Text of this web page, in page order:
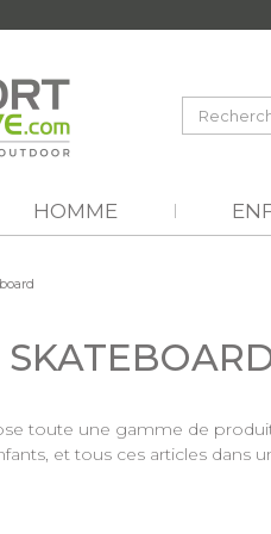
HOMME
toute une gamme de
et tous ces articles dans